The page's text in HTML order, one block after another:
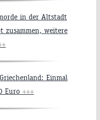
in der Altstadt
zusammen, weitere
Einmal
Euro +++